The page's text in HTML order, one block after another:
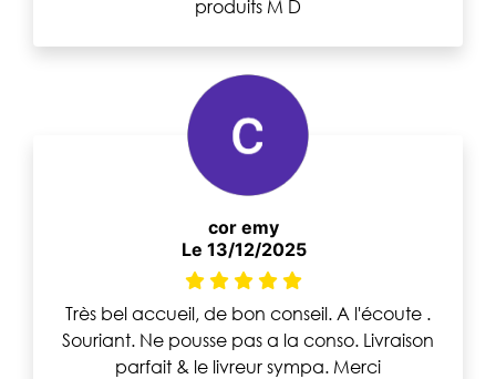
produits M D
cor emy
Le 13/12/2025
Très bel accueil, de bon conseil. A l'écoute .
Souriant. Ne pousse pas a la conso. Livraison
parfait & le livreur sympa. Merci